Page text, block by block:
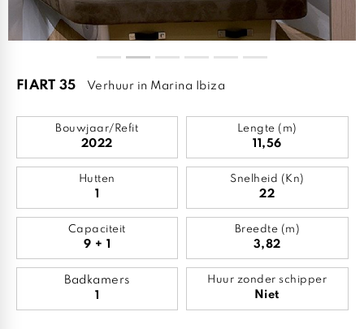
FIART 35 Verhuur in Marina Ibiza
Bouwjaar/Refit
2022
Lengte (m)
11,56
Hutten
1
Snelheid (Kn)
22
Capaciteit
9 + 1
Breedte (m)
3,82
Badkamers
1
Huur zonder schipper
Niet